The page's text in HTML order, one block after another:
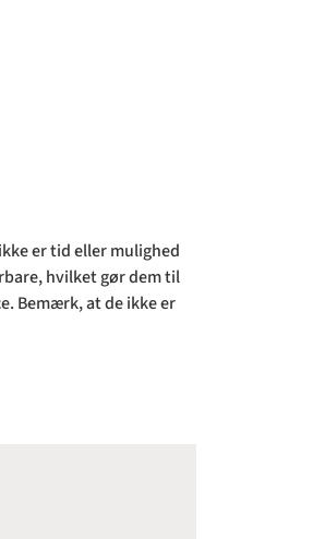
er tid eller mulighed
hvilket gør dem til
Bemærk, at de ikke er